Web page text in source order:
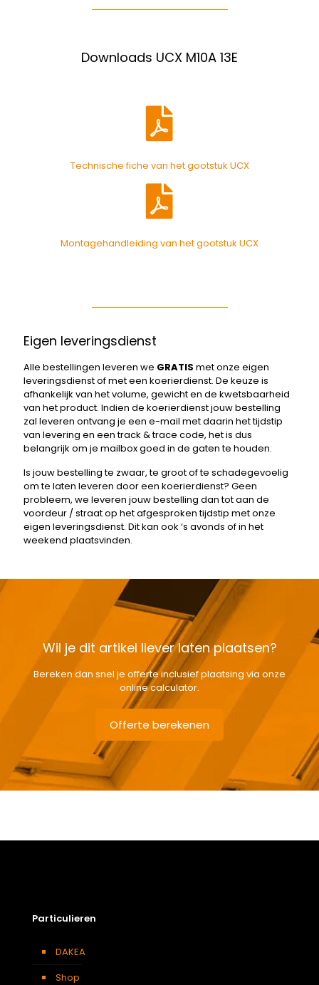
Downloads UCX M10A 13E
Technische fiche van het gootstuk UCX
Montagehandleiding van het gootstuk UCX
Eigen leveringsdienst
Alle bestellingen leveren we GRATIS met onze eigen
leveringsdienst of met een koerierdienst. De keuze is
afhankelijk van het volume, gewicht en de kwetsbaarheid
van het product. Indien de koerierdienst jouw bestelling
zal leveren ontvang je een e-mail met daarin het tijdstip
van levering en een track & trace code, het is dus
belangrijk om je mailbox goed in de gaten te houden.
Is jouw bestelling te zwaar, te groot of te schadegevoelig
om te laten leveren door een koerierdienst? Geen
probleem, we leveren jouw bestelling dan tot aan de
voordeur / straat op het afgesproken tijdstip met onze
eigen leveringsdienst. Dit kan ook ‘s avonds of in het
weekend plaatsvinden.
Wil je dit artikel liever laten plaatsen?
Bereken dan snel je offerte inclusief plaatsing via onze
online calculator.
Offerte berekenen
Particulieren
DAKEA
Shop